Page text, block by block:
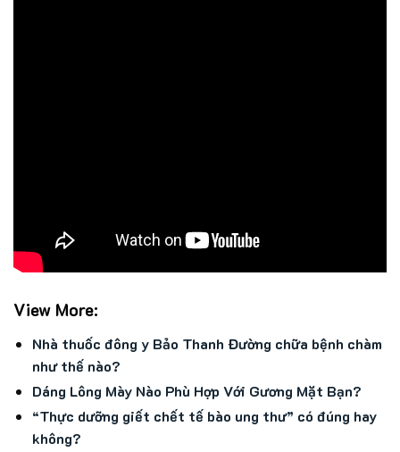
View More:
Nhà thuốc đông y Bảo Thanh Đường chữa bệnh chàm
như thế nào?
Dáng Lông Mày Nào Phù Hợp Với Gương Mặt Bạn?
“Thực dưỡng giết chết tế bào ung thư” có đúng hay
không?